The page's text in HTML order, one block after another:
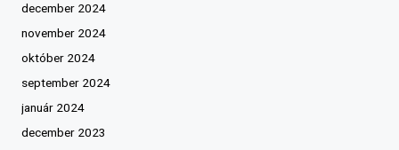
december 2024
november 2024
október 2024
september 2024
január 2024
december 2023